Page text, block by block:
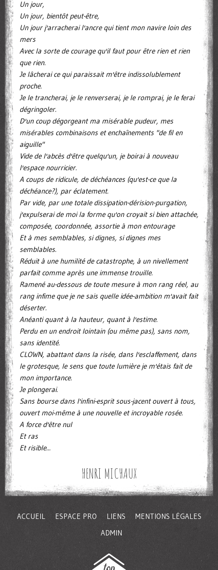
Un jour,
Un jour, bientôt peut-être,
Un jour j'arracherai l'ancre qui tient mon navire loin des
mers
Avec la sorte de courage qu'il faut pour être rien et rien
que rien.
Je lâcherai ce qui paraissait m'être indissolublement
proche.
Je le trancherai, je le renverserai, je le romprai, je le ferai
dégringoler.
D'un coup dégorgeant ma misérable pudeur, mes
misérables combinaisons et enchaînements "de fil en
aiguille"
Vide de l'abcès d'être quelqu'un, je boirai à nouveau
l'espace nourricier.
A coups de ridicule, de déchéances (qu'est-ce que la
déchéance?), par éclatement.
Par vide, par une totale dissipation-dérision-purgation,
j'expulserai de moi la forme qu'on croyait si bien attachée,
composée, coordonnée, assortie à mon entourage
Et à mes semblables, si dignes, si dignes mes
semblables.
Réduit à une humilité de catastrophe, à un nivellement
parfait comme après une immense trouille.
Ramené au-dessous de toute mesure à mon rang réel, au
rang infime que je ne sais quelle idée-ambition m'avait fait
déserter.
Anéanti quant à la hauteur, quant à l'estime.
Perdu en un endroit lointain (ou même pas), sans nom,
sans identité.
CLOWN, abattant dans la risée, dans l'esclaffement, dans
le grotesque, le sens que toute lumière je m'étais fait de
mon importance.
Je plongerai.
Sans bourse dans l'infini-esprit sous-jacent ouvert à tous,
ouvert moi-même à une nouvelle et incroyable rosée.
A force d'être nul
Et ras
Et risible...
HENRI MICHAUX
ACCUEIL ESPACE PRO LIENS
MENTIONS LÉGALES
ADMIN